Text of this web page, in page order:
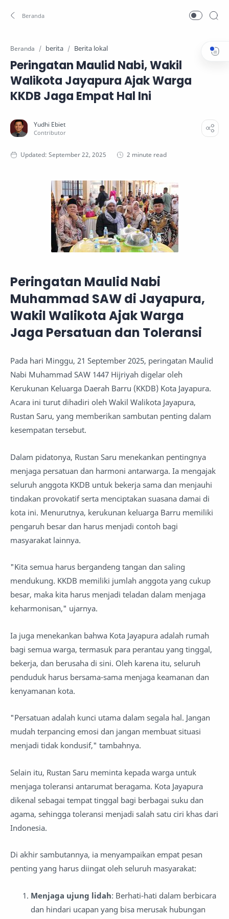
Beranda berita Berita lokal
Peringatan Maulid Nabi, Wakil
Walikota Jayapura Ajak Warga
KKDB Jaga Empat Hal Ini
2 minute read
Peringatan Maulid Nabi
Muhammad SAW di Jayapura,
Wakil Walikota Ajak Warga
Jaga Persatuan dan Toleransi
Pada hari Minggu, 21 September 2025, peringatan Maulid
Nabi Muhammad SAW 1447 Hijriyah digelar oleh
Kerukunan Keluarga Daerah Barru (KKDB) Kota Jayapura.
Acara ini turut dihadiri oleh Wakil Walikota Jayapura,
Rustan Saru, yang memberikan sambutan penting dalam
kesempatan tersebut.
Dalam pidatonya, Rustan Saru menekankan pentingnya
menjaga persatuan dan harmoni antarwarga. Ia mengajak
seluruh anggota KKDB untuk bekerja sama dan menjauhi
tindakan provokatif serta menciptakan suasana damai di
kota ini. Menurutnya, kerukunan keluarga Barru memiliki
pengaruh besar dan harus menjadi contoh bagi
masyarakat lainnya.
"Kita semua harus bergandeng tangan dan saling
mendukung. KKDB memiliki jumlah anggota yang cukup
besar, maka kita harus menjadi teladan dalam menjaga
keharmonisan," ujarnya.
Ia juga menekankan bahwa Kota Jayapura adalah rumah
bagi semua warga, termasuk para perantau yang tinggal,
bekerja, dan berusaha di sini. Oleh karena itu, seluruh
penduduk harus bersama-sama menjaga keamanan dan
kenyamanan kota.
"Persatuan adalah kunci utama dalam segala hal. Jangan
mudah terpancing emosi dan jangan membuat situasi
menjadi tidak kondusif," tambahnya.
Selain itu, Rustan Saru meminta kepada warga untuk
menjaga toleransi antarumat beragama. Kota Jayapura
dikenal sebagai tempat tinggal bagi berbagai suku dan
agama, sehingga toleransi menjadi salah satu ciri khas dari
Indonesia.
Di akhir sambutannya, ia menyampaikan empat pesan
penting yang harus diingat oleh seluruh masyarakat:
Menjaga ujung lidah: Berhati-hati dalam berbicara
dan hindari ucapan yang bisa merusak hubungan